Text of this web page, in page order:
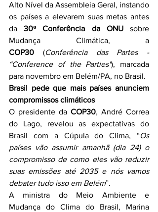
Alto Nível da Assembleia Geral, instando
os países a elevarem suas metas antes
da 30ª Conferência da ONU sobre
COP30 (Conferência das Partes -
“Conference of the Parties"), marcada
para novembro em Belém/PA, no Brasil.
Brasil pede que mais países anunciem
compromissos climáticos
O presidente da COP30, André Correa
do Lago, revelou as expectativas do
Brasil com a Cúpula do Clima, “Os
países vão assumir amanhã (dia 24) o
compromisso de como eles vão reduzir
suas emissões até 2035 e nós vamos
debater tudo isso em Belém”.
A ministra do Meio Ambiente e
Mudança do Clima do Brasil, Marina